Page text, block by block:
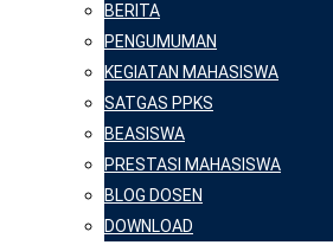
BERITA
PENGUMUMAN
KEGIATAN MAHASISWA
SATGAS PPKS
BEASISWA
PRESTASI MAHASISWA
BLOG DOSEN
DOWNLOAD